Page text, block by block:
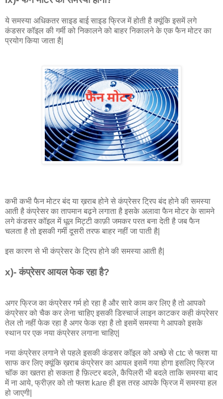
ये समस्या अधिकतर साइड बाई साइड फ्रिज में होती है क्यूंकि इसमें लगे
कंडसर कॉइल की गर्मी को निकालने को बाहर निकालने के एक फैन मोटर का
प्रयोग किया जाता है|
कभी कभी फैन मोटर बंद या ख़राब होने से कंप्रेसर ट्रिप बंद होने की समस्या
आती है कंप्रेसर का तापमान बढ़ने लगाता है इसके अलावा फैन मोटर के सामने
लगे कंडसर कॉइल में धूल मिट्टी काफ़ी जमकर परत बना देती है जब फैन
चलता है तो इसकी गर्मी दूसरी तरफ बाहर नहीं जा पाती है|
इस कारण से भी कंप्रेसर के ट्रिप होने की समस्या आती है|
x)- कंप्रेसर आयल फेक रहा है?
अगर फ्रिज का कंप्रेसर गर्म हो रहा है और सारे काम कर लिए है तो आपको
कंप्रेसर को चैक कर लेना चाहिए इसकी डिस्चार्ज लाइन काटकर कही कंप्रेसर
तेल तो नहीं फेक रहा है अगर फेक रहा है तो इसमें समस्या गे आपको इसके
स्थान पर एक नया कंप्रेसर लगाना चाहिए|
नया कंप्रेसर लगाने से पहले इसकी कंडसर कॉइल को अच्छे से ctc से फ्लश या
साफ कर लिए क्यूंकि ख़राब कंप्रेसर का आयल इसमें गया होगा इसलिए फ्रिज
चॉक का खतरा हो सकता है फ़िल्टर बदले, कैपिलरी भी बदले ताकि समस्या बाद
में ना आये, फ्रीज़र को तो फ्लश kare ही इस तरह आपके फ्रिज में समस्या हल
हो जाएगी|